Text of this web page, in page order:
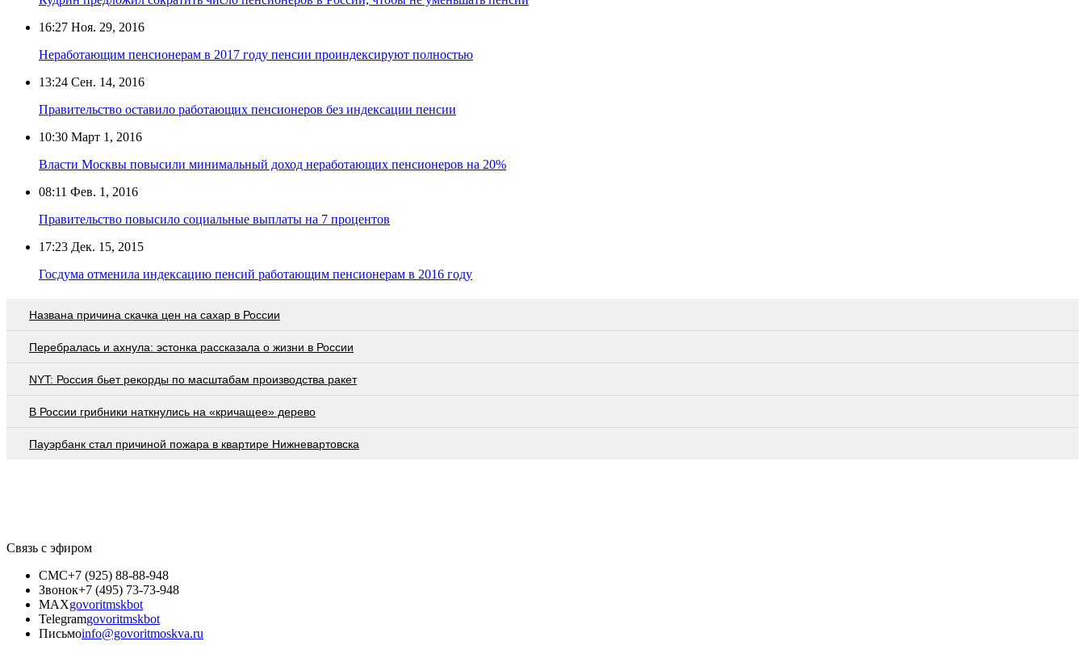
16:27 Ноя. 29, 2016
Неработающим пенсионерам в 2017 году пенсии проиндексируют полностью
13:24 Сен. 14, 2016
Правительство оставило работающих пенсионеров без индексации пенсии
10:30 Март 1, 2016
Власти Москвы повысили минимальный доход неработающих пенсионеров на 20%
08:11 Фев. 1, 2016
Правительство повысило социальные выплаты на 7 процентов
17:23 Дек. 15, 2015
Госдума отменила индексацию пенсий работающим пенсионерам в 2016 году
Названа причина скачка цен на сахар в России
Перебралась и ахнула: эстонка рассказала о жизни в России
NYT: Россия бьет рекорды по масштабам производства ракет
В России грибники наткнулись на «кричащее» дерево
Пауэрбанк стал причиной пожара в квартире Нижневартовска
Связь с эфиром
СМС+7 (925) 88-88-948
Звонок+7 (495) 73-73-948
MAXgovoritmskbot
Telegramgovoritmskbot
Письмоinfo@govoritmoskva.ru